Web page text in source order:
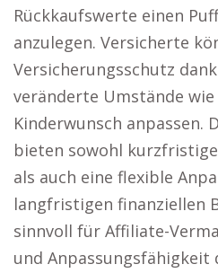
Rückkaufswerte einen
anzulegen. Versicherte
Versicherungsschutz
veränderte Umstände
Kinderwunsch anpassen.
bieten sowohl
als auch eine flexible
langfristigen finanziellen
sinnvoll für Affiliate-
und Anpassungsfähigkeit